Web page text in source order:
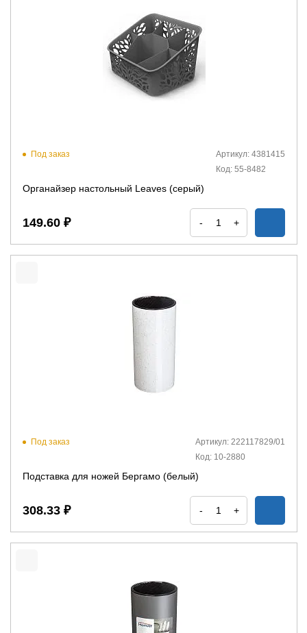
Под заказ
Артикул: 4381415
Код: 55-8482
Органайзер настольный Leaves (серый)
149.60 ₽ - +
Под заказ
Артикул: 222117829/01
Код: 10-2880
Подставка для ножей Бергамо (белый)
308.33 ₽ - +